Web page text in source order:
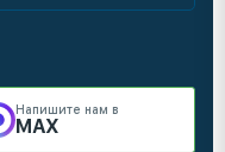
Напишите нам в
MAX